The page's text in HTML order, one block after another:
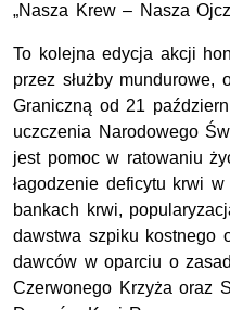
„Nasza Krew – Nasza
To kolejna edycja akcji
przez służby mundurowe,
Graniczną od 21
uczczenia Narodowego
jest pomoc w ratowaniu
łagodzenie deficytu krwi
bankach krwi,
dawstwa szpiku kostnego
dawców w oparciu o
Czerwonego Krzyża oraz